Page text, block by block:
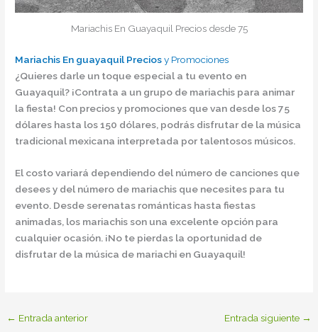
Mariachis En Guayaquil Precios desde 75
Mariachis En guayaquil Preciosy Promociones
¿Quieres darle un toque especial a tu evento en
Guayaquil? ¡Contrata a un grupo de mariachis para animar
la fiesta! Con precios y promociones que van desde los 75
dólares hasta los 150 dólares, podrás disfrutar de la música
tradicional mexicana interpretada por talentosos músicos.
El costo variará dependiendo del número de canciones que
desees y del número de mariachis que necesites para tu
evento. Desde serenatas románticas hasta fiestas
animadas, los mariachis son una excelente opción para
cualquier ocasión. ¡No te pierdas la oportunidad de
disfrutar de la música de mariachi en Guayaquil!
← Entrada anterior Entrada siguiente →